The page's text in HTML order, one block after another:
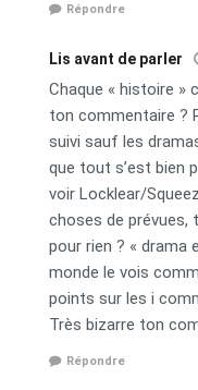
Répondre
Lis avant de parler
Chaque « histoire »
ton commentaire ?
suivi sauf les
que tout s’est bien
voir Locklear/
choses de
pour rien ? « drama
monde le vois
points sur les i
Très bizarre ton
Répondre